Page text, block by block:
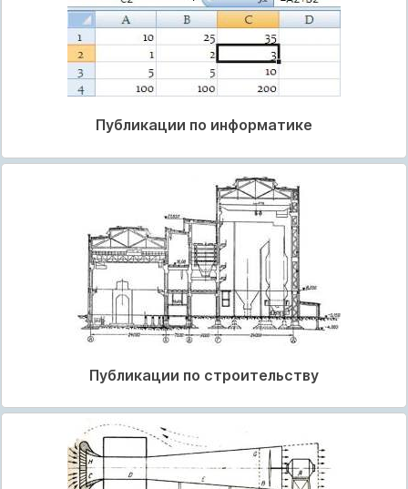
Публикации по информатике
Публикации по строительству